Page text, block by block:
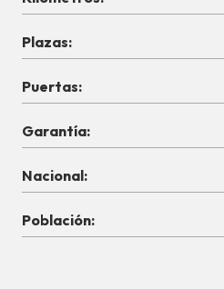
Plazas:
Puertas:
Garantía:
Nacional:
Población: